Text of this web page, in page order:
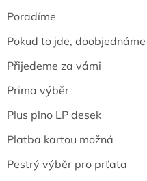
Poradíme
Pokud to jde, doobjednáme
Přijedeme za vámi
Prima výběr
Plus plno LP desek
Platba kartou možná
Pestrý výběr pro prťata